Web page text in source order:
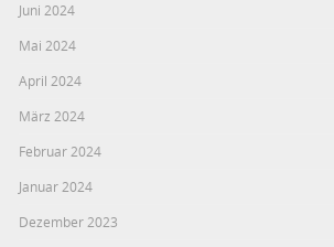
Juni 2024
Mai 2024
April 2024
März 2024
Februar 2024
Januar 2024
Dezember 2023